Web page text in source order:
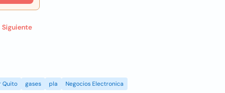
Siguiente
Quito gases pla Negocios Electronica